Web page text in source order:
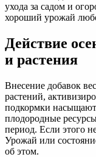
ухода за садом и
хороший урожай
Действие
и растения
Внесение добавок
растений,
подкормки насыщают
плодородные
период. Если этого
Урожай или
об этом.